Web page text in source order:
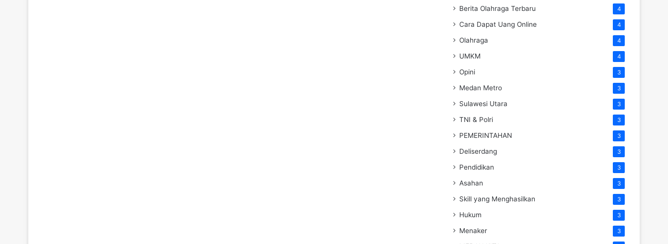
Berita Olahraga Terbaru 4
Cara Dapat Uang Online 4
Olahraga 4
UMKM 4
Opini 3
Medan Metro 3
Sulawesi Utara 3
TNI & Polri 3
PEMERINTAHAN 3
Deliserdang 3
Pendidikan 3
Asahan 3
Skill yang Menghasilkan 3
Hukum 3
Menaker 3